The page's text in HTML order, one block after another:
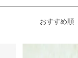
おすすめ順